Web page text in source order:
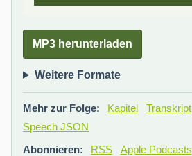
MP3 herunterladen
Weitere Formate
Mehr zur Folge: Kapitel Transkript
Speech JSON
Abonnieren:
RSS Apple Podcasts